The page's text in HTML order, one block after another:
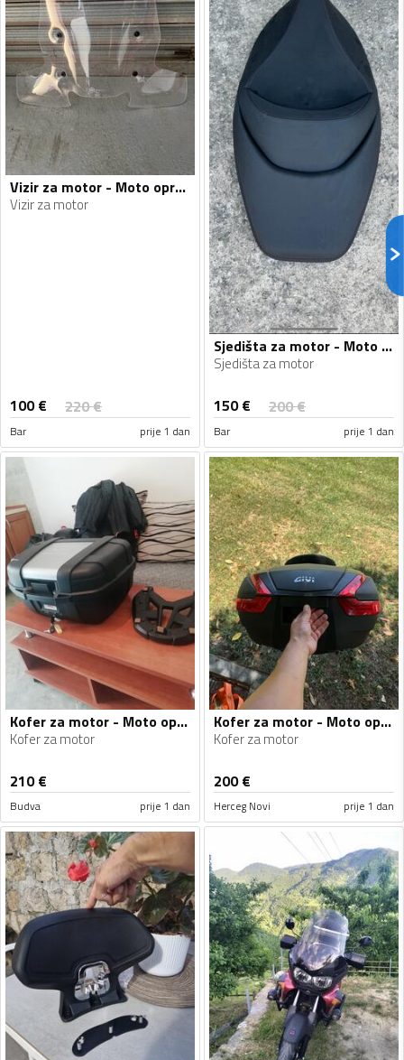
Vizir za motor - Moto oprema
Vizir za motor
100€ 220€
Bar prije 1 dan
Sjedišta za motor - Moto oprema
Sjedišta za motor
150€ 200€
Bar prije 1 dan
Kofer za motor - Moto oprema
Kofer za motor
210€
Budva prije 1 dan
Kofer za motor - Moto oprema
Kofer za motor
200€
Herceg Novi prije 1 dan